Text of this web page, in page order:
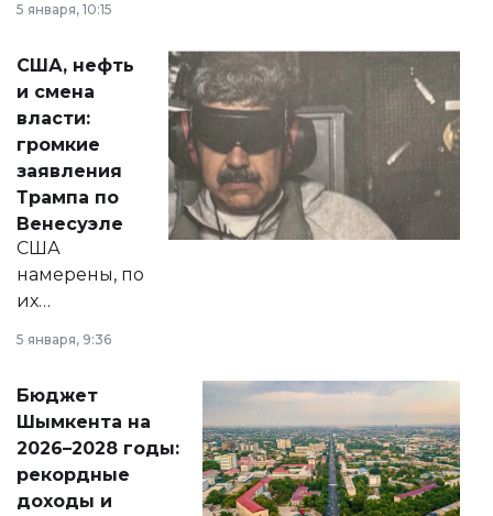
сразу несколько
актуальных тем —
от слухов о
политических
реформах до
вопросов армии,
экономики и
личного здоровья.
5 января, 10:15
США, нефть
и смена
власти:
громкие
заявления
Трампа по
Венесуэле
США
намерены, по
их
принести
народу
Венесуэлы.
5 января, 9:36
Бюджет
Шымкента на
2026–2028 годы:
рекордные
доходы и